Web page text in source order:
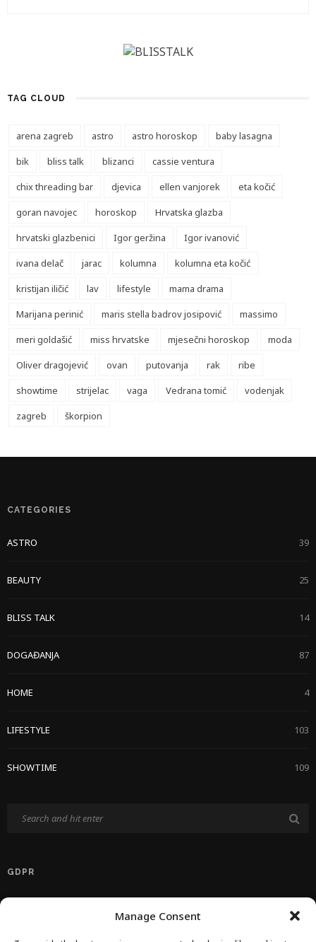
Manage Consent
TAG CLOUD
arena zagreb astro astro horoskop
baby lasagna
bik
bliss talk blizanci
cassie ventura
chix threading bar
djevica ellen vanjorek
eta kočić
goran navojec
horoskop
Hrvatska glazba
hrvatski glazbenici
Igor geržina
Igor ivanović
ivana delač
jarac kolumna
kolumna eta kočić
kristijan iličić
lav lifestyle
mama drama
Marijana perinić
maris stella badrov josipović
massimo
meri goldašić
miss hrvatske mjesečni horoskop
moda
Oliver dragojević
ovan putovanja rak
ribe
showtime
strijelac vaga Vedrana tomić
vodenjak
zagreb
škorpion
CATEGORIES
ASTRO 39
BEAUTY 25
BLISS TALK 14
DOGAĐANJA 87
HOME 4
LIFESTYLE 103
SHOWTIME 109
GDPR